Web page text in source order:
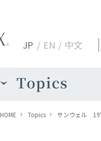
JP / EN / 中文
HOME Topics サンウェル